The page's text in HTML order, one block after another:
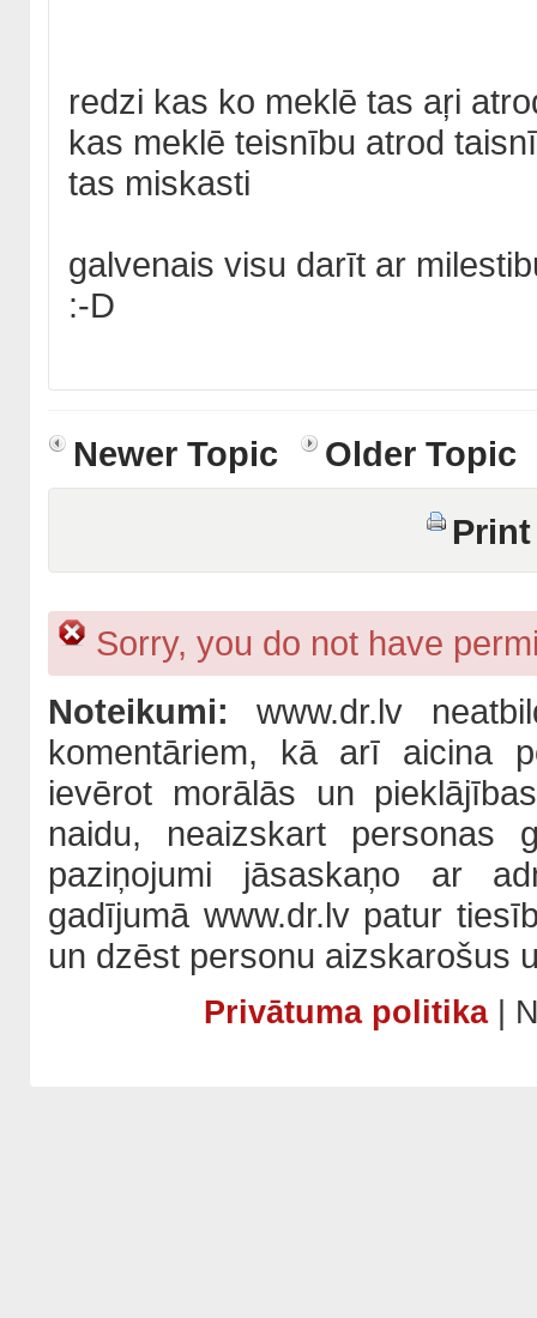
redzi kas ko meklē tas aŗi
kas meklē teisnību atrod
tas miskasti
galvenais visu darīt ar
:-D
Newer Topic
Older Topic
Sorry, you do not have
Noteikumi:www.dr.lv
komentāriem, kā arī aicina
ievērot morālās un
naidu, neaizskart personas
paziņojumi jāsaskaņo ar
gadījumā www.dr.lv patur
un dzēst personu aizskarošus
Privātuma politika|